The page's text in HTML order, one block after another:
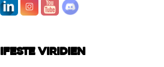
Viridien